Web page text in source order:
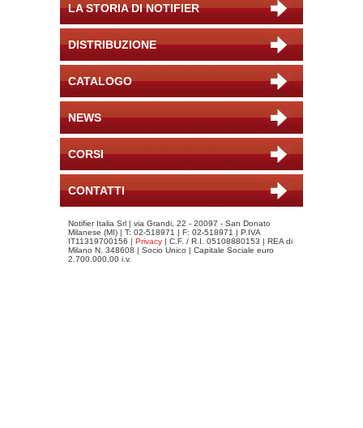
LA STORIA DI NOTIFIER
DISTRIBUZIONE
CATALOGO
NEWS
CORSI
CONTATTI
Notifier Italia Srl | via Grandi, 22 - 20097 - San Donato
Milanese (MI) | T: 02-518971 | F: 02-518971 | P.IVA
IT11319700156 | Privacy | C.F. / R.I. 05108880153 | REA di
Milano N. 348608 | Socio Unico | Capitale Sociale euro
2.700.000,00 i.v.